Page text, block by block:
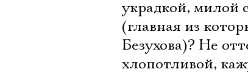
украдкой, милой
(главная из
Безухова)? Не
хлопотливой,